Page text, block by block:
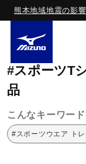
熊本地域地震の影
ライフ
ミズノ公式オンライン
#スポーツT
品
こんなキーワー
#スポーツウエア ト